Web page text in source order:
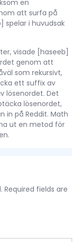
en
att surfa på
spelar i huvudsak
visade [haseeb]
genom att
som rekursivt,
ett suffix av
lösenordet. Det
lösenordet,
in på Reddit. Math
ut en metod för
Required fields are